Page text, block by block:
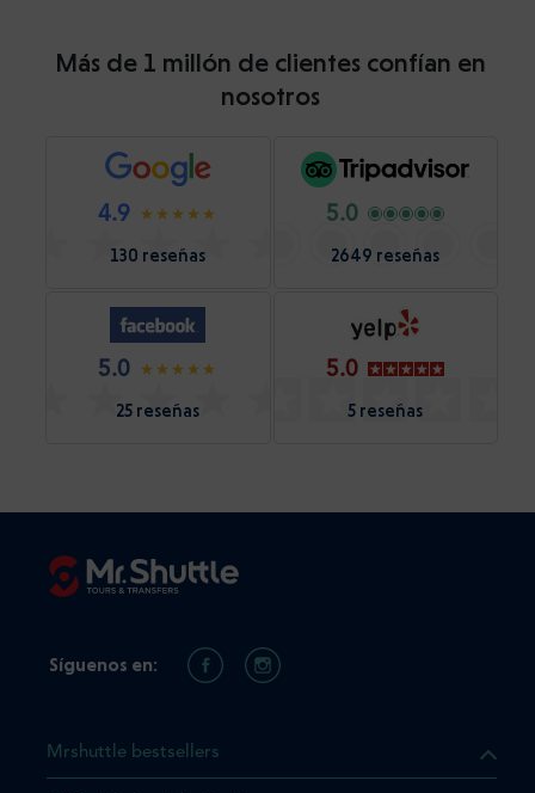
Más de 1 millón de clientes confían en
nosotros
4.9
130 reseñas
5.0
2649 reseñas
5.0
25 reseñas
5.0
5 reseñas
Mrshuttle bestsellers
Síguenos en: